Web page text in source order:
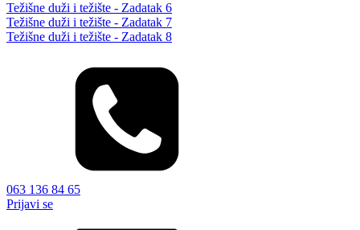
Težišne duži i težište - Zadatak 6
Težišne duži i težište - Zadatak 7
Težišne duži i težište - Zadatak 8
063 136 84 65
Prijavi se